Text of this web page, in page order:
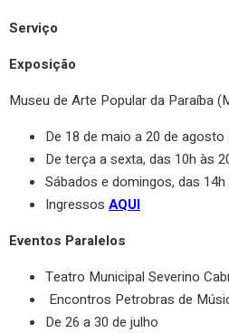
Serviço
Exposição
Museu de Arte Popular da Paraíba
De 18 de maio a 20 de agosto
De terça a sexta, das 10h às
Sábados e domingos, das 14h
Ingressos AQUI
Eventos Paralelos
Teatro Municipal Severino
Encontros Petrobras de
De 26 a 30 de julho